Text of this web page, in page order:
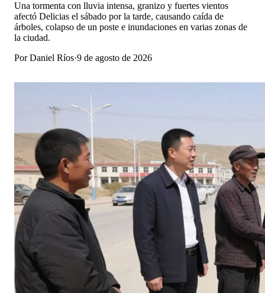
Una tormenta con lluvia intensa, granizo y fuertes vientos
afectó Delicias el sábado por la tarde, causando caída de
árboles, colapso de un poste e inundaciones en varias zonas de
la ciudad.
PorDaniel Ríos·9 de agosto de 2026